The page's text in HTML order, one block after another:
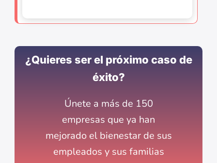
¿Quieres ser el próximo caso de
éxito?
Únete a más de 150
empresas que ya han
mejorado el bienestar de sus
empleados y sus familias